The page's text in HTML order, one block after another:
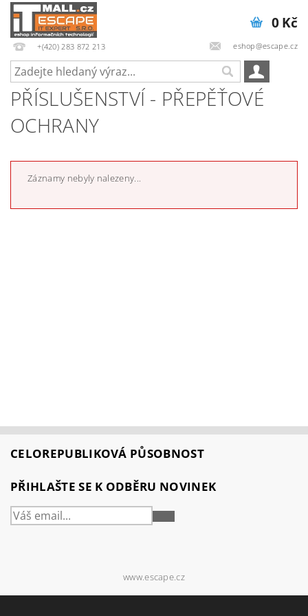
+(420) 283 872 213 eshop@escape.cz
0 Kč
PŘÍSLUŠENSTVÍ - PŘEPĚŤOVÉ
OCHRANY
Záznamy nebyly nalezeny...
CELOREPUBLIKOVÁ PŮSOBNOST
PŘIHLAŠTE SE K ODBĚRU NOVINEK
PŘIHLÁSIT
www.escape.cz